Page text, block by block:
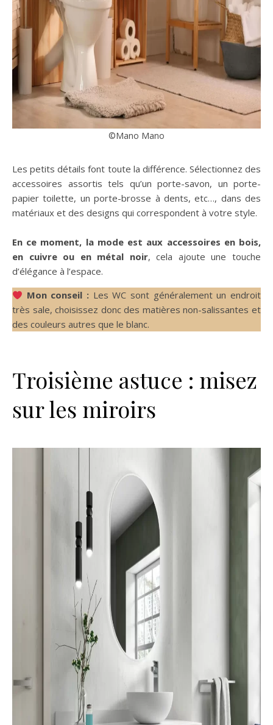
©Mano Mano
Les petits détails font toute la différence. Sélectionnez des
accessoires assortis tels qu’un porte-savon, un porte-
papier toilette, un porte-brosse à dents, etc…, dans des
matériaux et des designs qui correspondent à votre style.
En ce moment, la mode est aux accessoires en bois,
en cuivre ou en métal noir, cela ajoute une touche
d’élégance à l’espace.
Mon conseil : Les WC sont généralement un endroit
très sale, choisissez donc des matières non-salissantes et
des couleurs autres que le blanc.
Troisième astuce : misez
sur les miroirs